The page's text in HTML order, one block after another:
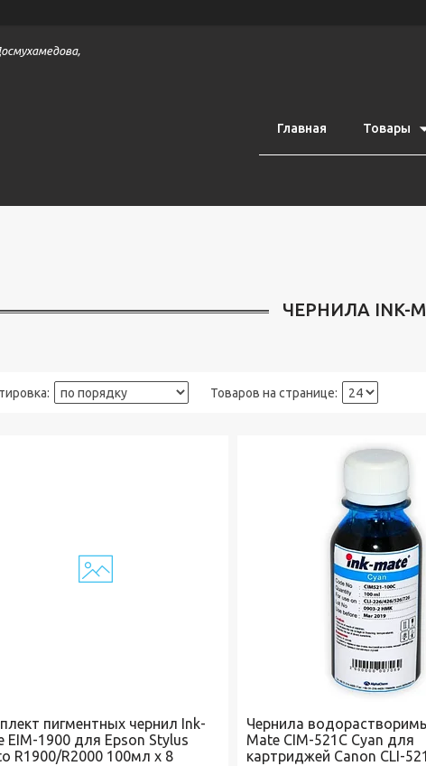
Главная Товары
ЧЕРНИЛА INK-
пигментных чернил Ink-
EIM-1900 для Epson Stylus
R1900/R2000 100мл x 8
Чернила
Mate CIM-521C Cyan для
картриджей Canon CLI-